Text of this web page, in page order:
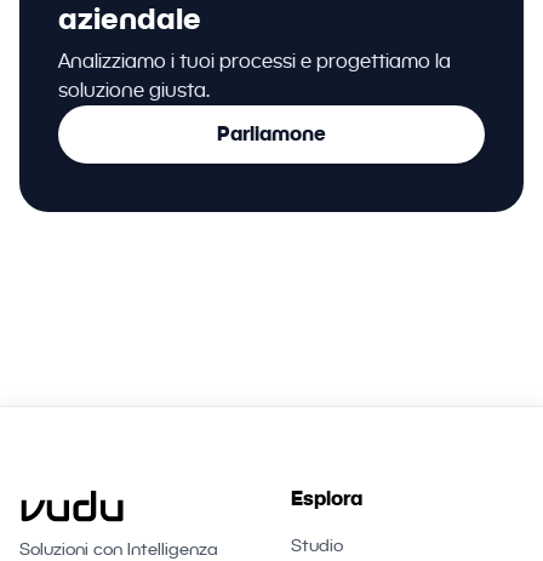
aziendale
Analizziamo i tuoi processi e progettiamo la
soluzione giusta.
Parliamone
Soluzioni con Intelligenza
Esplora
Studio